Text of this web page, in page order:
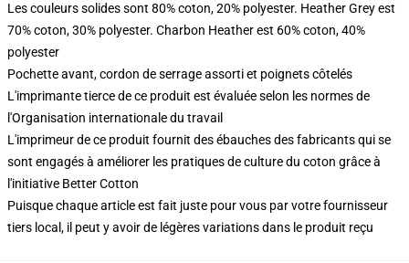
Les couleurs solides sont 80% coton, 20% polyester. Heather Grey est
70% coton, 30% polyester. Charbon Heather est 60% coton, 40%
polyester
Pochette avant, cordon de serrage assorti et poignets côtelés
L'imprimante tierce de ce produit est évaluée selon les normes de
l'Organisation internationale du travail
L'imprimeur de ce produit fournit des ébauches des fabricants qui se
sont engagés à améliorer les pratiques de culture du coton grâce à
l'initiative Better Cotton
Puisque chaque article est fait juste pour vous par votre fournisseur
tiers local, il peut y avoir de légères variations dans le produit reçu